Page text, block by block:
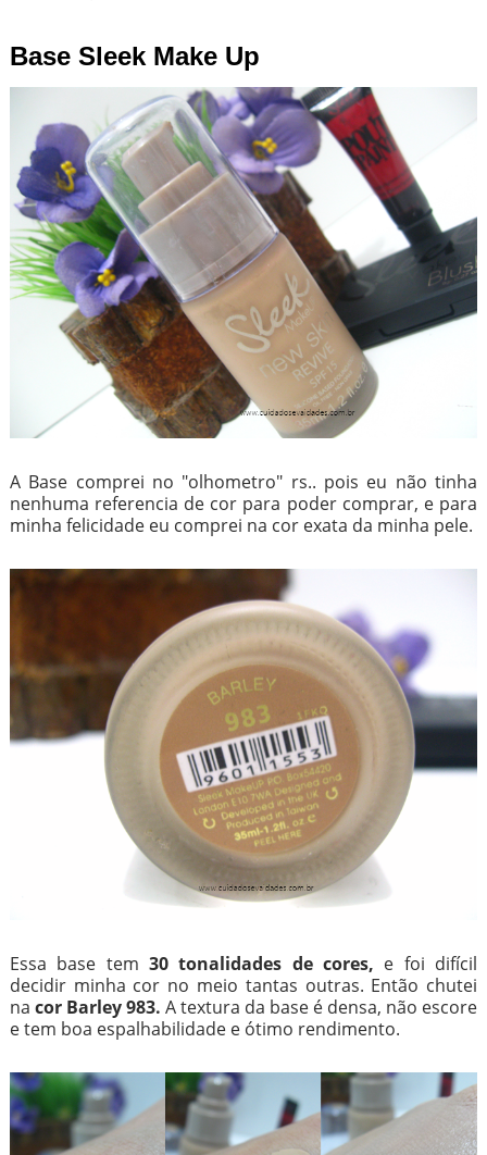
Base Sleek Make Up
A Base comprei no "olhometro" rs.. pois eu não tinha
nenhuma referencia de cor para poder comprar, e para
minha felicidade eu comprei na cor exata da minha pele.
Essa base tem 30 tonalidades de cores, e foi difícil
decidir minha cor no meio tantas outras. Então chutei
na cor Barley 983. A textura da base é densa, não escore
e tem boa espalhabilidade e ótimo rendimento.